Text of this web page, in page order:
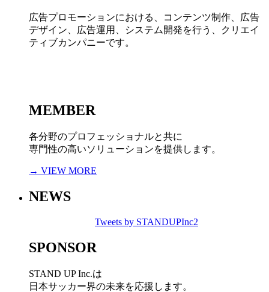
広告プロモーションにおける、コンテンツ制作、広告
デザイン、広告運用、システム開発を行う、
クリエイ
ティブカンパニーです。
MEMBER
各分野のプロフェッショナルと共に
専門性の高いソリューションを提供します。
→ VIEW MORE
NEWS
Tweets by STANDUPInc2
SPONSOR
STAND UP Inc.は
日本サッカー界の未来を応援します。